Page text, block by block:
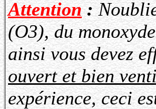
Attention:
(O3), du
ainsi vous devez
ouvert et bien
expérience, ceci